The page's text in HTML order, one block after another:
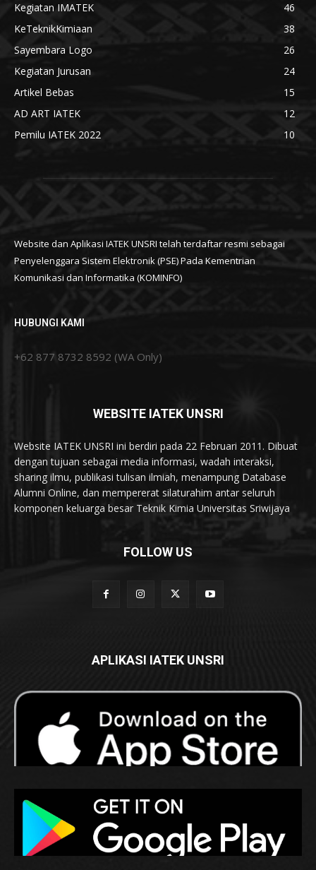
Kegiatan IMATEK
46
KeTeknikKimiaan
38
Sayembara Logo
26
Kegiatan Jurusan
24
Artikel Bebas
15
AD ART IATEK
12
Pemilu IATEK 2022
10
Website dan Aplikasi IATEK UNSRI telah terdaftar resmi sebagai
Penyelenggara Sistem Elektronik (PSE) Pada Kementrian
Komunikasi dan Informatika (KOMINFO)
HUBUNGI KAMI
+62 877 8732 8592 (WA Only)
WEBSITE IATEK UNSRI
Website IATEK UNSRI ini berdiri pada 22 Februari 2011. Dibuat
dengan tujuan sebagai media informasi, wadah interaksi,
sharing ilmu, publikasi tulisan ilmiah, menampung Database
Alumni Online, dan mempererat silaturahim antar seluruh
komponen keluarga besar Teknik Kimia Universitas Sriwijaya
FOLLOW US
APLIKASI IATEK UNSRI